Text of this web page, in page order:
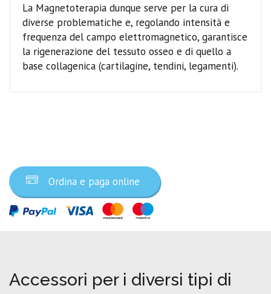
La Magnetoterapia dunque serve per la cura di
diverse problematiche e, regolando intensità e
frequenza del campo elettromagnetico, garantisce
la rigenerazione del tessuto osseo e di quello a
base collagenica (cartilagine, tendini, legamenti).
Ordina e paga online
Accessori per i diversi tipi di